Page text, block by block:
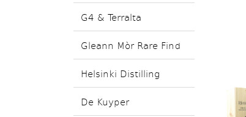
G4 & Terralta
Gleann Mòr Rare Find
Helsinki Distilling
De Kuyper